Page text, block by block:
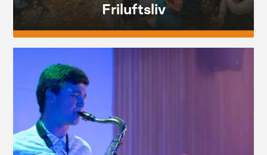
Friluftsliv